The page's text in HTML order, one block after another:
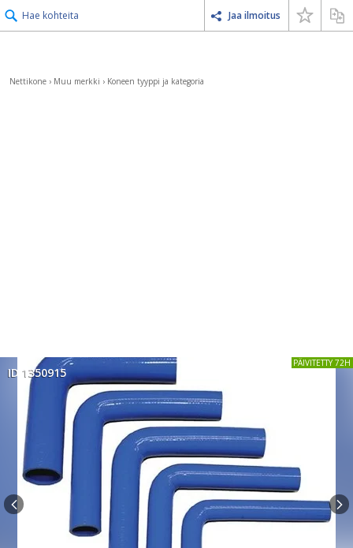
Hae kohteita Jaa ilmoitus
Nettikone › Muu merkki › Koneen tyyppi ja kategoria
PÄIVITETTY 72H
ID 1350915